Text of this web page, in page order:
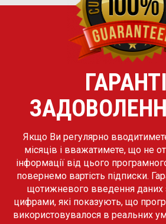
Якщо Ви регулярно
місяців і вважатимете, що не
інформації від цього
повернемо вартість підписки.
щотижневого введення даних
цифрами, які показують, що
використовувалося в реальних